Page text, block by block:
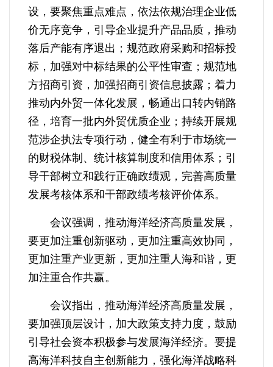
设，要聚焦重点难点，依法依规治理企业低
价无序竞争，引导企业提升产品品质，推动
落后产能有序退出；规范政府采购和招标投
标，加强对中标结果的公平性审查；规范地
方招商引资，加强招商引资信息披露；着力
推动内外贸一体化发展，畅通出口转内销路
径，培育一批内外贸优质企业；持续开展规
范涉企执法专项行动，健全有利于市场统一
的财税体制、统计核算制度和信用体系；引
导干部树立和践行正确政绩观，完善高质量
发展考核体系和干部政绩考核评价体系。
会议强调，推动海洋经济高质量发展，
要更加注重创新驱动，更加注重高效协同，
更加注重产业更新，更加注重人海和谐，更
加注重合作共赢。
会议指出，推动海洋经济高质量发展，
要加强顶层设计，加大政策支持力度，鼓励
引导社会资本积极参与发展海洋经济。要提
高海洋科技自主创新能力，强化海洋战略科